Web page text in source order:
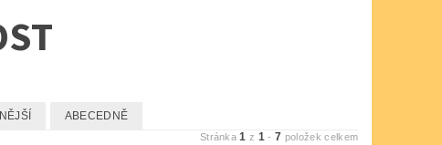
ABECEDNĚ
Stránka1 z 1 -7 položek celkem